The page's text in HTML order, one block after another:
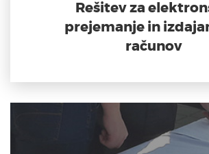
Rešitev za
prejemanje in
računov